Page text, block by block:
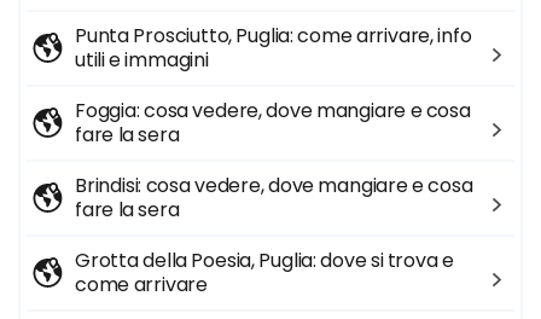
Punta Prosciutto, Puglia: come arrivare, info
utili e immagini
Foggia: cosa vedere, dove mangiare e cosa
fare la sera
Brindisi: cosa vedere, dove mangiare e cosa
fare la sera
Grotta della Poesia, Puglia: dove si trova e
come arrivare